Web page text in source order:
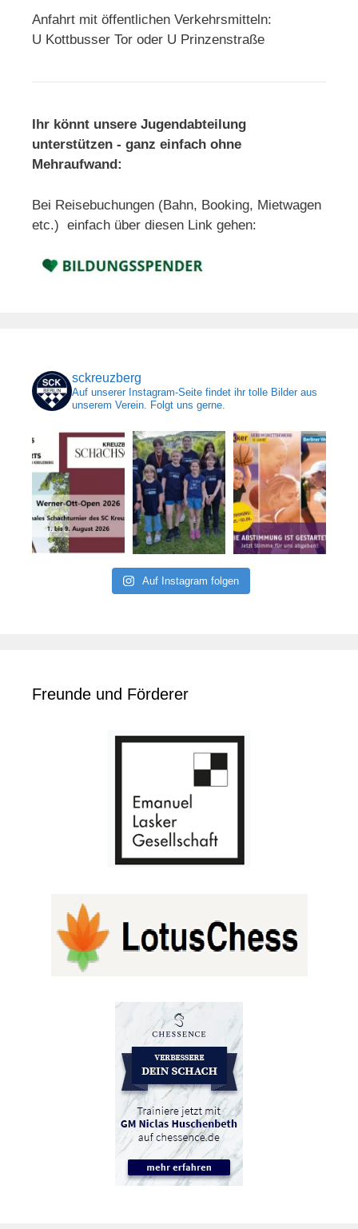
Anfahrt mit öffentlichen Verkehrsmitteln:
U Kottbusser Tor oder U Prinzenstraße
Ihr könnt unsere Jugendabteilung
unterstützen - ganz einfach ohne
Mehraufwand:
Bei Reisebuchungen (Bahn, Booking, Mietwagen
etc.) einfach über diesen Link gehen:
sckreuzberg
Auf unserer Instagram-Seite findet ihr tolle Bilder aus
unserem Verein. Folgt uns gerne.
Auf Instagram folgen
Freunde und Förderer